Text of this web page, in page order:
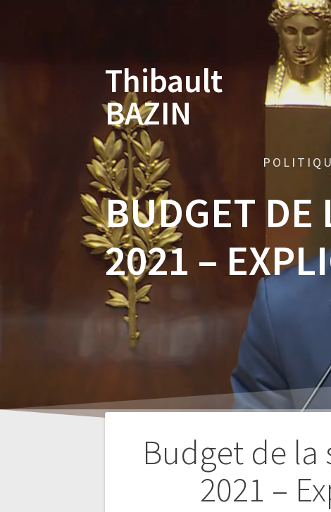
Thibault
BAZIN
BUDGET DE
2021 –
Budget de
2021 –